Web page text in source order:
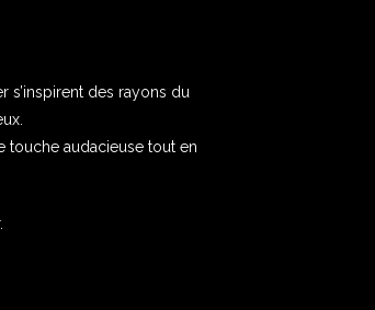
s’inspirent des rayons du
touche audacieuse tout en